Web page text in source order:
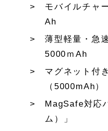
モバイルチャ
Ah
薄型軽量・急
5000ｍAh
マグネット付
（5000mAh）
MagSafe対応
ム）」